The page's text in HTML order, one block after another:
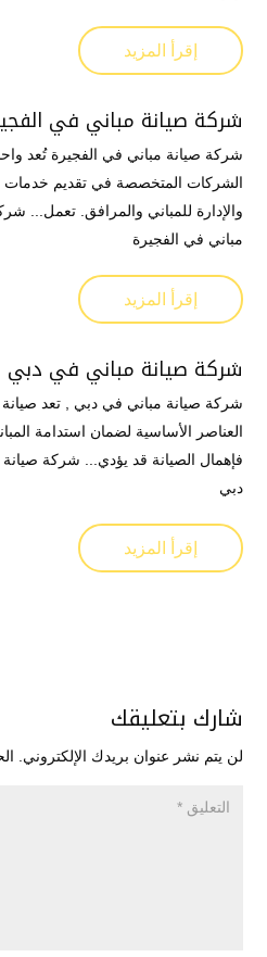
إقرأ المزيد
شركة صيانة مباني في
شركة صيانة مباني في الفجيرة تُعد
الشركات المتخصصة في تقديم خدمات
والإدارة للمباني والمرافق. تعمل...
مباني في الفجيرة
إقرأ المزيد
شركة صيانة مباني في دبي
شركة صيانة مباني في دبي , تعد صيانة
العناصر الأساسية لضمان استدامة
فإهمال الصيانة قد يؤدي... شركة
دبي
إقرأ المزيد
شارك بتعليقك
لن يتم نشر عنوان بريدك الإلكتروني.